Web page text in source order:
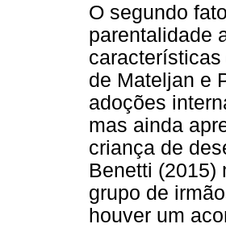
O segundo
parentalidade
de Mateljan e
adoções
mas ainda
criança de
Benetti (2015)
grupo de
houver um